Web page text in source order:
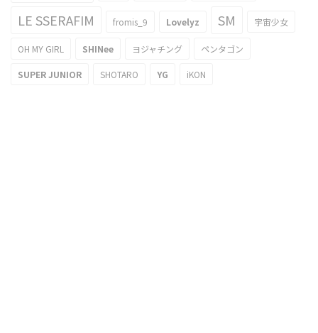
LE SSERAFIM fromis_9 Lovelyz SM 宇宙少女
OH MY GIRL SHINee ヨジャチング ペンタゴン
SUPER JUNIOR SHOTARO YG iKON